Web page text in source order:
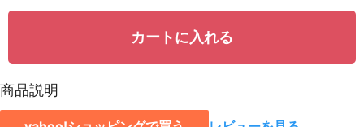
15 942 14130
939
18
カートに入れる
商品説明